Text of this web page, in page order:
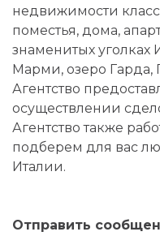
недвижимости
поместья, дома,
знаменитых уголках
Марми, озеро Гарда,
Агентство
осуществлении
Агентство также
подберем для вас
Италии.
Отправить